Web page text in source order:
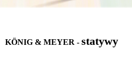
KÖNIG & MEYER - statywy